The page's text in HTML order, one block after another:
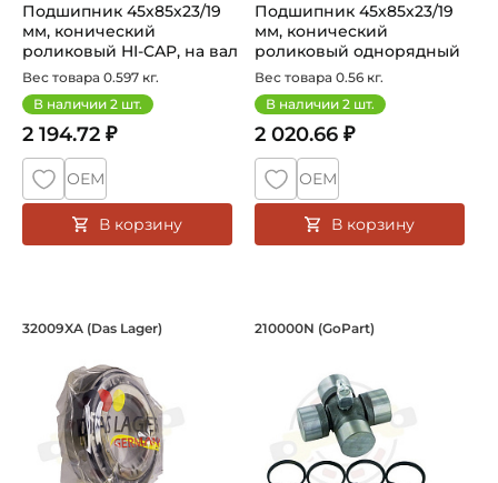
Подшипник 45х85х23/19
мм, конический
роликовый HI-CAP, на вал
45 мм. Ар...
Вес товара 0.597 кг.
В наличии 2 шт.
2 194.72 ₽
ОЕМ
В корзину
Подшипник 45х85х23/19
мм, конический
роликовый однорядный
на вал 45 мм...
Вес товара 0.56 кг.
В наличии 2 шт.
2 020.66 ₽
ОЕМ
В корзину
Подшипник 45х75х15,5/20 мм,
32009XA (Das Lager) Крестовина
210000N (GoPart)